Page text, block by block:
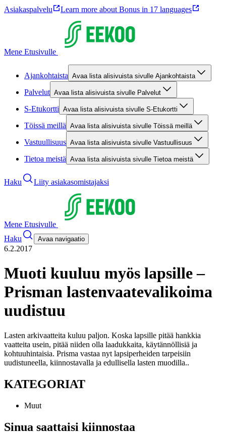
Asiakaspalvelu Learn more about Bonus in 17 languages
Mene Etusivulle
Ajankohtaista Avaa lista alisivuista sivulle Ajankohtaista
Palvelut Avaa lista alisivuista sivulle Palvelut
S-Etukortti Avaa lista alisivuista sivulle S-Etukortti
Töissä meillä Avaa lista alisivuista sivulle Töissä meillä
Vastuullisuus Avaa lista alisivuista sivulle Vastuullisuus
Tietoa meistä Avaa lista alisivuista sivulle Tietoa meistä
Haku Liity asiakasomistajaksi
Mene Etusivulle
Haku
Avaa navigaatio
6.2.2017
Muoti kuuluu myös lapsille –
Prisman lastenvaatevalikoima
uudistuu
Lasten arkivaatteita kuluu paljon. Koska lapsille pitää hankkia
vaatteita usein, pitää niiden olla laadukkaita, käytännöllisiä ja
kohtuuhintaisia. Prisma vastaa nyt lapsiperheiden tarpeisiin
uudistuneella, kiinnostavalla ja edullisella lasten muodilla..
KATEGORIAT
Muut
Sinua saattaisi kiinnostaa